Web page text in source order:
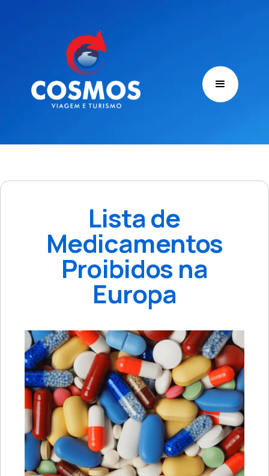
Lista de
Medicamentos
Proibidos na
Europa